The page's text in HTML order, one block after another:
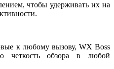
чтобы удерживать их на
к любому вызову, WX Boss
четкость обзора в любой